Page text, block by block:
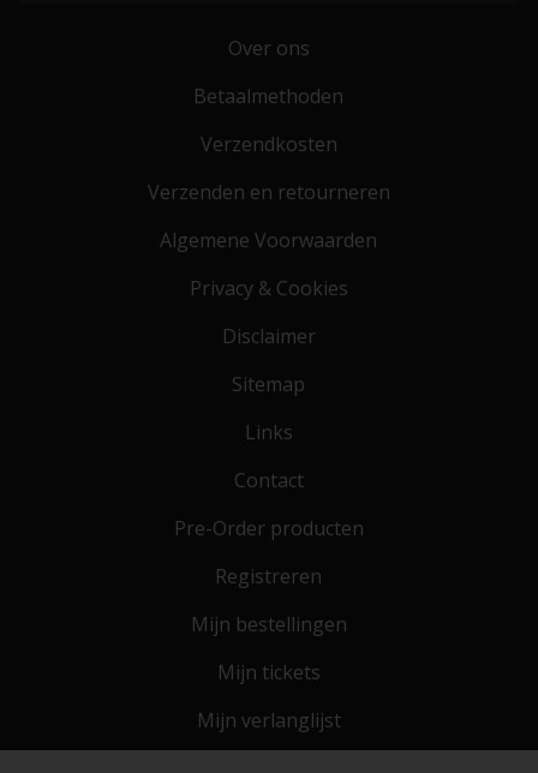
Over ons
Betaalmethoden
Verzendkosten
Verzenden en retourneren
Algemene Voorwaarden
Privacy & Cookies
Disclaimer
Sitemap
Links
Contact
Pre-Order producten
Registreren
Mijn bestellingen
Mijn tickets
Mijn verlanglijst